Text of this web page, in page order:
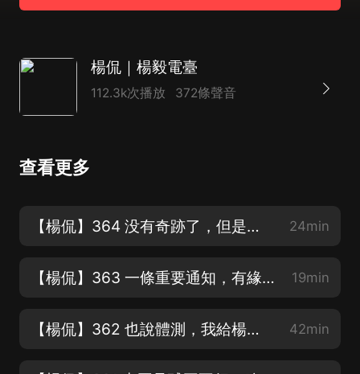
楊侃｜楊毅電臺
112.3k次播放 372條聲音
查看更多
【楊侃】364 没有奇跡了，但是還有馬家軍 24min
【楊侃】363 一條重要通知，有緣江湖再見 19min
【楊侃】362 也說體測，我給楊政加個油 42min